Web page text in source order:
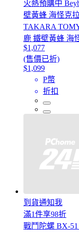
火熱預購中
壁黃蜂 海怪克
TAKARA
鹿 鐵壁黃蜂 海
$1,077
(售價已折)
$1,099
P幣
折扣
到貨通知我
滿1件享98折
戰鬥陀螺 BX-